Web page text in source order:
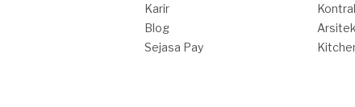
Karir
Blog
Sejasa Pay
Arsitek